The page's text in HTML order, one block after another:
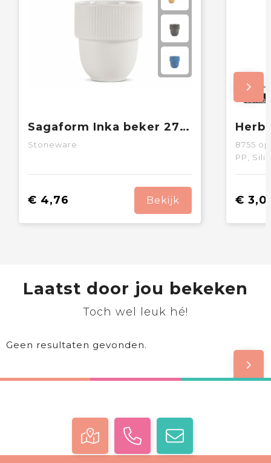
Sagaform Inka beker 270ml
Stoneware
€ 4,76 Bekijk
8755
PP,
€
Laatst door jou bekeken
Toch wel leuk hé!
Geen resultaten gevonden.